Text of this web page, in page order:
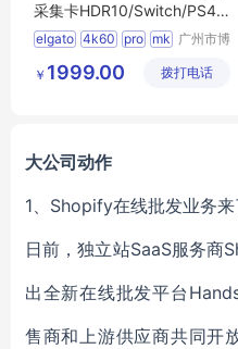
采集卡HDR10/Switch/PS4/
PS5/Xbox
elgato 4k60 pro mk 广州市博
限公司
￥ 1999.00 拨打电话
大公司动作
1、Shopify在线批发业务
日前，独立站SaaS服务商
出全新在线批发平台
售商和上游供应商共同开